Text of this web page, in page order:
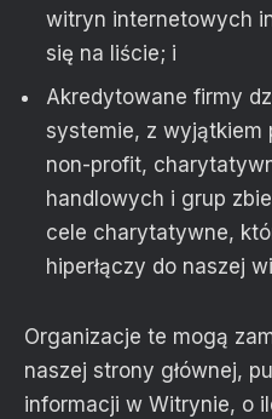
witryn internetowych
się na liście; i
Akredytowane firmy
systemie, z wyjątkiem
non-profit,
handlowych i grup
cele charytatywne,
hiperłączy do naszej
Organizacje te mogą
naszej strony głównej,
informacji w Witrynie, o